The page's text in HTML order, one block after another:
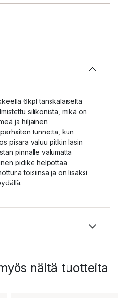
6kpl tanskalaiselta
silikonista, mikä on
ja hiljainen
tunnetta, kun
pisara valuu pitkin lasin
pinnalle valumatta
pidike helpottaa
toisiinsa ja on lisäksi
näitä tuotteita